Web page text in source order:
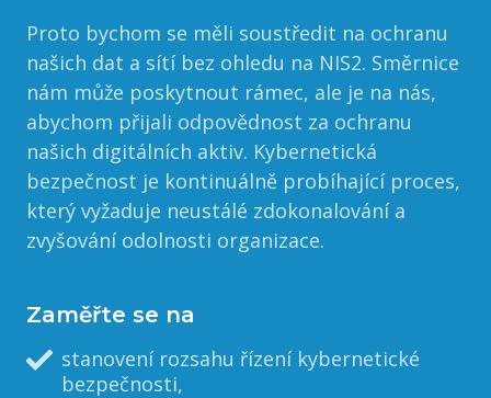
Proto bychom se měli soustředit na ochranu
našich dat a sítí bez ohledu na NIS2. Směrnice
nám může poskytnout rámec, ale je na nás,
abychom přijali odpovědnost za ochranu
našich digitálních aktiv. Kybernetická
bezpečnost je kontinuálně probíhající proces,
který vyžaduje neustálé zdokonalování a
zvyšování odolnosti organizace.
Zaměřte se na
stanovení rozsahu řízení kybernetické
bezpečnosti,